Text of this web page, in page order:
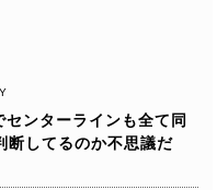
ンターラインも全て同
断してるのか不思議だ